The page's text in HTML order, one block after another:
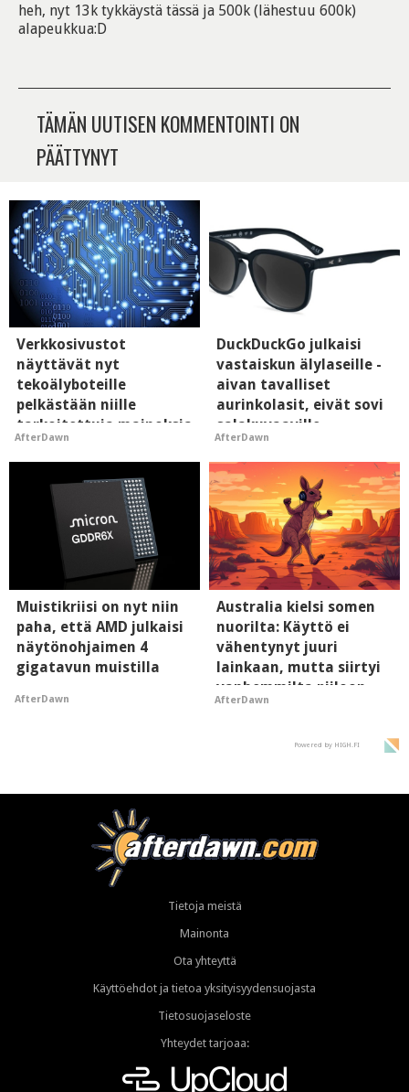
heh, nyt 13k tykkäystä tässä ja 500k (lähestuu 600k)
alapeukkua:D
TÄMÄN UUTISEN KOMMENTOINTI ON
PÄÄTTYNYT
Verkkosivustot
näyttävät nyt
tekoälyboteille
pelkästään niille
tarkoitettuja mainoksia
- vaikuttaa tekoälyn
mielikuvaan brändistä
AfterDawn
DuckDuckGo julkaisi
vastaiskun älylaseille -
aivan tavalliset
aurinkolasit, eivät sovi
salakuvaaville
hyypiöille
AfterDawn
Muistikriisi on nyt niin
paha, että AMD julkaisi
näytönohjaimen 4
gigatavun muistilla
AfterDawn
Australia kielsi somen
nuorilta: Käyttö ei
vähentynyt juuri
lainkaan, mutta siirtyi
vanhemmilta piiloon
AfterDawn
Powered by HIGH.FI
Tietoja meistä
Mainonta
Ota yhteyttä
Käyttöehdot ja tietoa yksityisyydensuojasta
Tietosuojaseloste
Yhteydet tarjoaa: